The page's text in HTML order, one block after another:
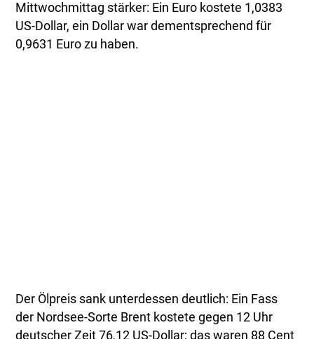
Mittwochmittag stärker: Ein Euro kostete 1,0383
US-Dollar, ein Dollar war dementsprechend für
0,9631 Euro zu haben.
Der Ölpreis sank unterdessen deutlich: Ein Fass
der Nordsee-Sorte Brent kostete gegen 12 Uhr
deutscher Zeit 76,12 US-Dollar; das waren 88 Cent